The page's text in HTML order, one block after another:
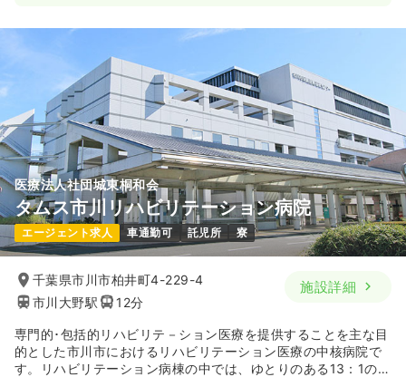
医療法人社団城東桐和会
タムス市川リハビリテーション病院
エージェント求人 車通勤可 託児所 寮
千葉県市川市柏井町4-229-4
市川大野駅
12分
施設詳細
専門的･包括的リハビリテ－ション医療を提供することを主な目
的とした市川市におけるリハビリテーション医療の中核病院で
す。リハビリテーション病棟の中では、ゆとりのある13：1の看